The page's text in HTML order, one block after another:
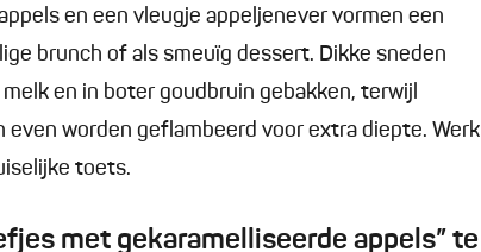
en een vleugje appeljenever vormen een
brunch of als smeuïg dessert. Dikke sneden
en in boter goudbruin gebakken, terwijl
worden geflambeerd voor extra diepte. Werk
toets.
met gekaramelliseerde appels” te